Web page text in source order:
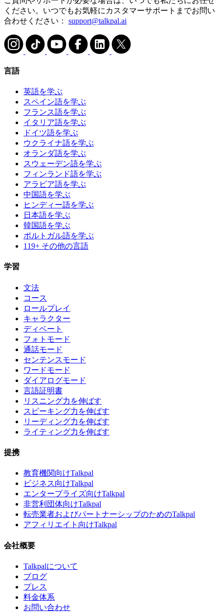
ください。いつでもお気軽にカスタマーサポートまでお問い
合わせください： support@talkpal.ai
言語
英語を学ぶ
スペイン語を学ぶ
フランス語を学ぶ
イタリア語を学ぶ
ドイツ語を学ぶ
ウクライナ語を学ぶ
オランダ語を学ぶ
スウェーデン語を学ぶ
フィンランド語を学ぶ
アラビア語を学ぶ
中国語を学ぶ
ヒンディー語を学ぶ
日本語を学ぶ
韓国語を学ぶ
ポルトガル語を学ぶ
119+ その他の言語
学習
文法
コース
ロールプレイ
キャラクター
ディベート
フォトモード
通話モード
センテンスモード
ワードモード
ダイアログモード
言語証明書
リスニング力を伸ばす
スピーキング力を伸ばす
リーディング力を伸ばす
ライティング力を伸ばす
提携
教育機関向けTalkpal
ビジネス向けTalkpal
エンタープライズ向けTalkpal
非営利団体向けTalkpal
転売業者およびパートナーシップのためのTalkpal
アフィリエイト向けTalkpal
会社概要
Talkpalについて
ブログ
プレス
料金体系
お問い合わせ